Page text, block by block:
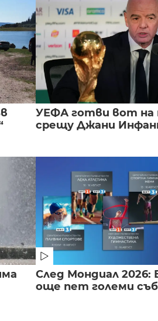
УЕФА готви вот на
срещу Джани
След Мондиал 2026:
още пет големи